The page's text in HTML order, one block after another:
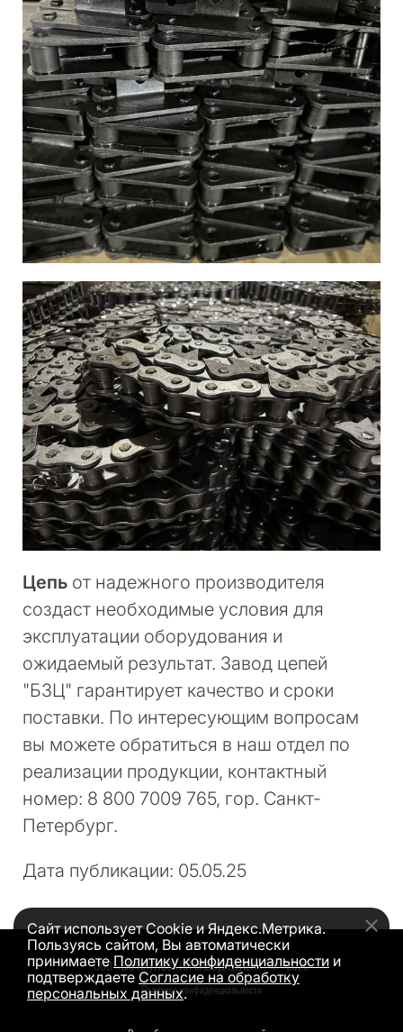
Цепь от надежного производителя
создаст необходимые условия для
эксплуатации оборудования и
ожидаемый результат. Завод цепей
"БЗЦ" гарантирует качество и сроки
поставки. По интересующим вопросам
вы можете обратиться в наш отдел по
реализации продукции, контактный
номер: 8 800 7009 765, гор. Санкт-
Петербург.
Дата публикации: 05.05.25
ООО «БАРНАУЛЬСКИЙ ЗАВОД ЦЕПЕЙ» © 2026
Политика конфиденциальности
Сайт использует Cookie и Яндекс.Метрика.
Пользуясь сайтом, Вы автоматически
принимаетеПолитику конфиденциальности и
подтверждаете Согласие на обработку
персональных данных.